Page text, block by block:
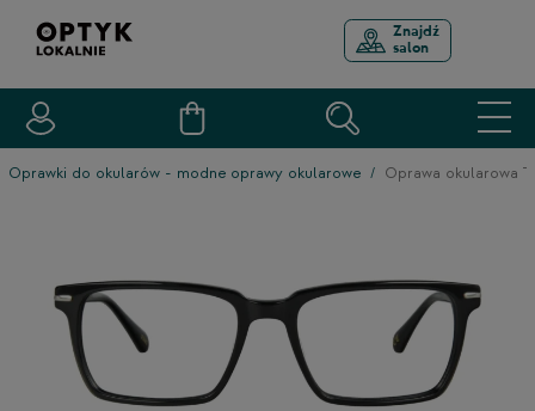
Znajdź
salon
Oprawki do okularów - modne oprawy okularowe Oprawa okularowa